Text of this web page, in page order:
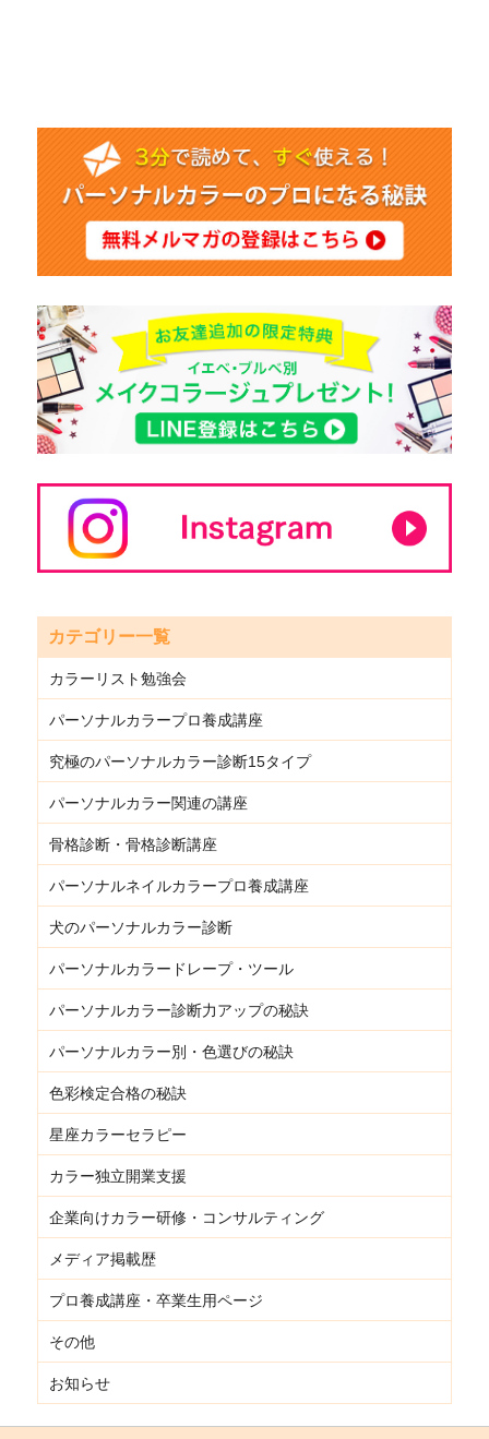
カテゴリー一覧
カラーリスト勉強会
パーソナルカラープロ養成講座
究極のパーソナルカラー診断15タイプ
パーソナルカラー関連の講座
骨格診断・骨格診断講座
パーソナルネイルカラープロ養成講座
犬のパーソナルカラー診断
パーソナルカラードレープ・ツール
パーソナルカラー診断力アップの秘訣
パーソナルカラー別・色選びの秘訣
色彩検定合格の秘訣
星座カラーセラピー
カラー独立開業支援
企業向けカラー研修・コンサルティング
メディア掲載歴
プロ養成講座・卒業生用ページ
その他
お知らせ